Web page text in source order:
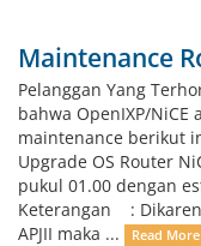
Maintenance
Pelanggan Yang
bahwa OpenIXP/NiCE
maintenance berikut
Upgrade OS Router
pukul 01.00 dengan
Keterangan :
APJII maka ...
Read